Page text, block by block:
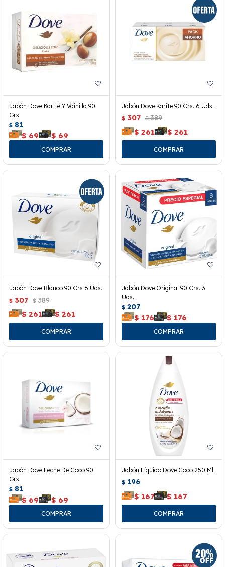
Jabón Dove Karité Y Vainilla 90
Grs.
$ 81
$ 69 $ 69
Jabón Dove Karite 90 Grs. 6 Uds.
$ 307 $ 389
$ 261 $ 261
Jabón Dove Blanco 90 Grs 6 Uds.
$ 307 $ 389
$ 261 $ 261
Jabón Dove Original 90 Grs. 3
Uds.
$ 207
$ 176 $ 176
Jabón Dove Leche De Coco 90
Grs.
$ 81
$ 69 $ 69
Jabón Líquido Dove Coco 250 Ml.
$ 196
$ 167 $ 167